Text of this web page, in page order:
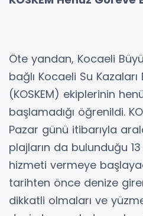
Öte yandan, Kocaeli
bağlı Kocaeli Su
(KOSKEM) ekiplerinin
başlamadığı öğrenildi.
Pazar günü itibarıyla
plajların da bulunduğu
hizmeti vermeye
tarihten önce denize
dikkatli olmaları ve